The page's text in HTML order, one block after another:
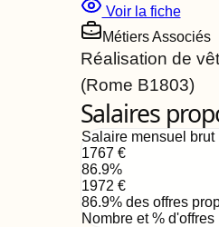
Voir la fiche
Métiers Associés
Réalisation de
(Rome B1803)
Salaires
Salaire mensuel brut
1767 €
86.9%
1972 €
86.9% des offres
Nombre et %